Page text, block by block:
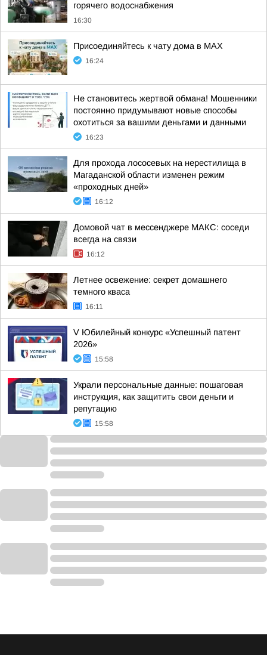
горячего водоснабжения
16:30
Присоединяйтесь к чату дома в MAX
16:24
Не становитесь жертвой обмана! Мошенники
постоянно придумывают новые способы
охотиться за вашими деньгами и данными
16:23
Для прохода лососевых на нерестилища в
Магаданской области изменен режим
«проходных дней»
16:12
Домовой чат в мессенджере MAКС: соседи
всегда на связи
16:12
Летнее освежение: секрет домашнего
темного кваса
16:11
V Юбилейный конкурс «Успешный патент
2026»
15:58
Украли персональные данные: пошаговая
инструкция, как защитить свои деньги и
репутацию
15:58